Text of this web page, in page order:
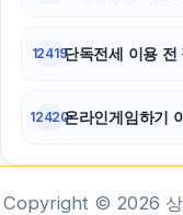
12419단독전세 이용
12420온라인게임하기
Copyright © 2026